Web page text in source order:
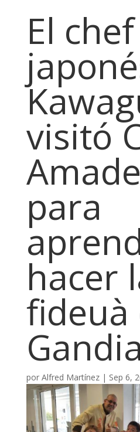
El chef
visitó
para
hacer
fideuà
Gandia
por Alfred Martínez| Sep 6,